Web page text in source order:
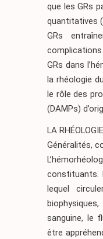
que les GRs
quantitatives
GRs
GRs dans
la rhéologie
le rôle des
(DAMPs)
LA
Généralités,
constituants.
lequel
sanguine, le
être